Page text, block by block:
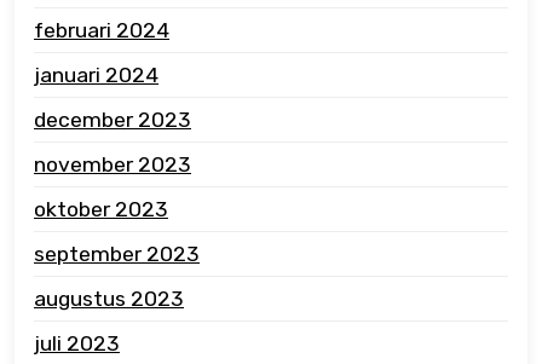
februari 2024
januari 2024
december 2023
november 2023
oktober 2023
september 2023
augustus 2023
juli 2023